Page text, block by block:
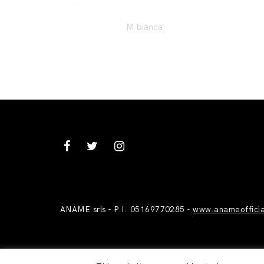
M bianca
ANAME srls - P.I. 05169770285 -